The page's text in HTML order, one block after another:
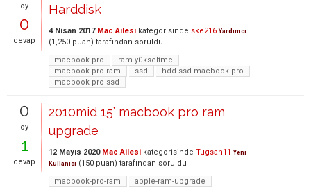
oy
0
cevap
Harddisk
4 Nisan 2017 Mac Ailesi kategorisinde ske216 Yardımcı
(1,250 puan) tarafından soruldu
macbook-pro
ram-yükseltme
macbook-pro-ram
ssd
hdd-ssd-macbook-pro
macbook-pro-ssd
0
oy
1
cevap
2010mid 15’ macbook pro ram
upgrade
12 Mayıs 2020 Mac Ailesi kategorisinde Tugsah11 Yeni
Kullanıcı (150 puan) tarafından soruldu
macbook-pro-ram
apple-ram-upgrade